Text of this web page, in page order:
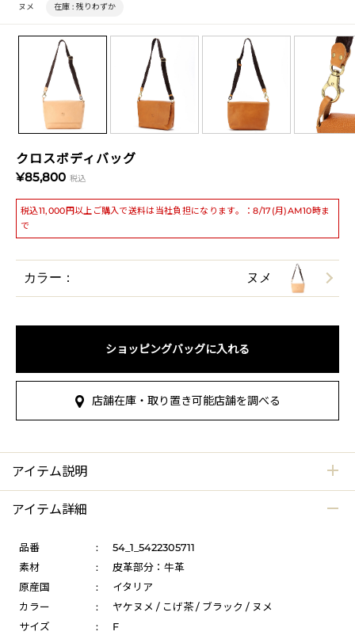
クロスボディバッグ
¥85,800 税込
税込11,000円以上ご購入で送料は当社負担になります。：8/17(月)AM10時ま
で
ヌメ 在庫 : 残りわずか
カラー： ヌメ
ショッピングバッグに入れる
店舗在庫・取り置き可能店舗を調べる
アイテム説明
アイテム詳細
品番 :
54_1_5422305711
素材
:
皮革部分：牛革
原産国
:
イタリア
カラー
:
ヤケヌメ / こげ茶 / ブラック / ヌメ
サイズ
:
F